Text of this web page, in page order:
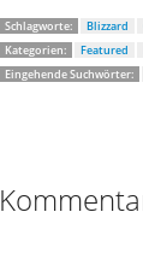
Schlagworte: Blizzard
Kategorien:
Featured
Eingehende Suchwörter: